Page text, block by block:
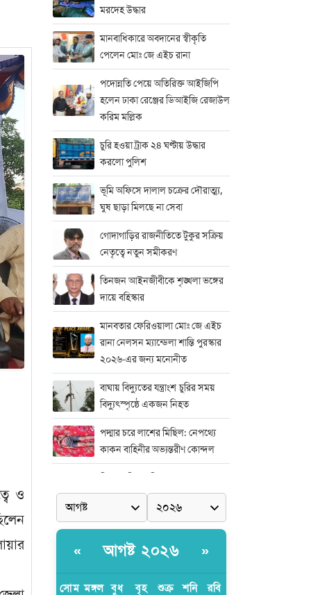
ও
মরদেহ উদ্ধার
মানবাধিকারে অবদানের স্বীকৃতি
পেলেন মোঃ জে এইচ রানা
পদোন্নতি পেয়ে অতিরিক্ত আইজিপি
হলেন ঢাকা রেঞ্জের ডিআইজি রেজাউল
করিম মল্লিক
চুরি হওয়া ট্রাক ২৪ ঘণ্টায় উদ্ধার
করলো পুলিশ
ভূমি অফিসে দালাল চক্রের দৌরাত্ম্য,
ঘুষ ছাড়া মিলছে না সেবা
গোদাগাড়ির রাজনীতিতে টুকুর সক্রিয়
নেতৃত্বে নতুন সমীকরণ
তিনজন আইনজীবীকে শৃঙ্খলা ভঙ্গের
দায়ে বহিস্কার
মানবতার ফেরিওয়ালা মোঃ জে এইচ
রানা নেলসন ম্যান্ডেলা শান্তি পুরস্কার
২০২৬-এর জন্য মনোনীত
বাঘায় বিদ্যুতের যন্ত্রাংশ চুরির সময়
বিদ্যুৎস্পৃষ্ঠে একজন নিহত
পদ্মার চরে লাশের মিছিল: নেপথ্যে
কাকন বাহিনীর অভ্যন্তরীণ কোন্দল
জড়িতদের দ্রুত দৃষ্টান্তমূলক শাস্তির
দাবিতে সাভারে এক বিশাল মানববন্ধন
মিডিয়া এন্ড এন্ট্রাপ্রেনিয়র অ্যাওয়ার্ড–
২০২৬
র‍্যাবের বিশেষ অভিযান: বিদেশি
« আগষ্ট ২০২৬ »
সোম মঙ্গল বুধ বৃহ শুক্র শনি রবি